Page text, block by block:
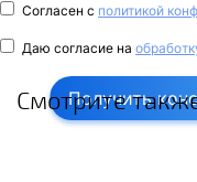
Согласен с политикой
Даю согласие на
Получить
Смотрите